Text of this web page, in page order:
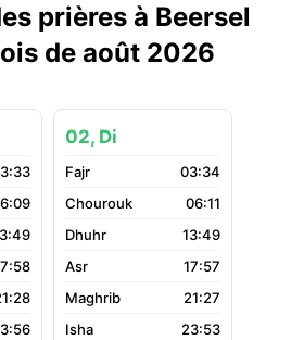
prières à Beersel
de août 2026
02, Di
03:34
06:11
13:49
17:57
21:27
23:53